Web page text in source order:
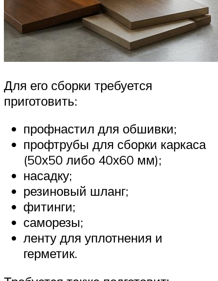
Для его сборки требуется
приготовить:
профнастил для обшивки;
профтрубы для сборки каркаса
(50х50 либо 40х60 мм);
насадку;
резиновый шланг;
фитинги;
саморезы;
ленту для уплотнения и
герметик.